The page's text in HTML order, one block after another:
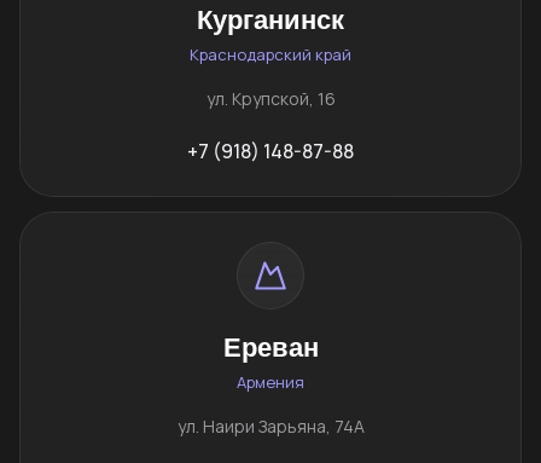
Курганинск
Краснодарский край
ул. Крупской, 16
+7 (918) 148-87-88
Ереван
Армения
ул. Наири Зарьяна, 74А